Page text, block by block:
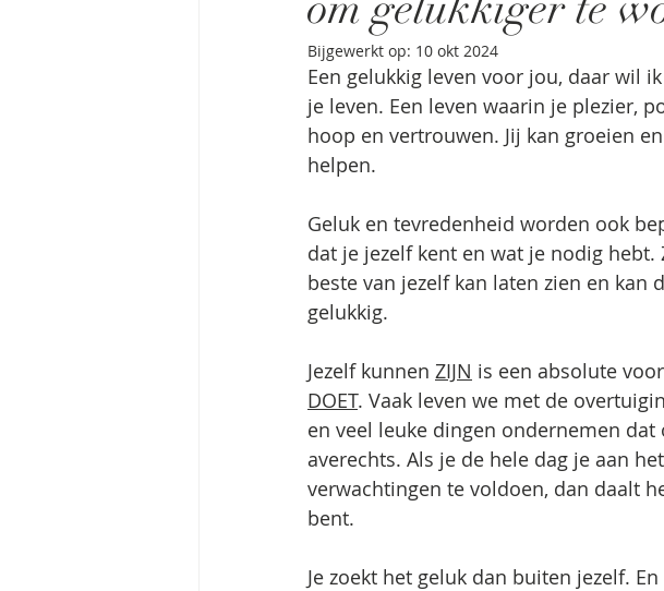
Bijgewerkt op: 10 okt 2024
Een gelukkig leven voor jou, daar wil
je leven. Een leven waarin je plezier,
hoop en vertrouwen. Jij kan groeien
helpen.
Geluk en tevredenheid worden ook
dat je jezelf kent en wat je nodig
beste van jezelf kan laten zien en kan
gelukkig.
Jezelf kunnen ZIJN is een absolute
DOET. Vaak leven we met de
en veel leuke dingen ondernemen
averechts. Als je de hele dag je aan
verwachtingen te voldoen, dan daalt
bent.
Je zoekt het geluk dan buiten jezelf.